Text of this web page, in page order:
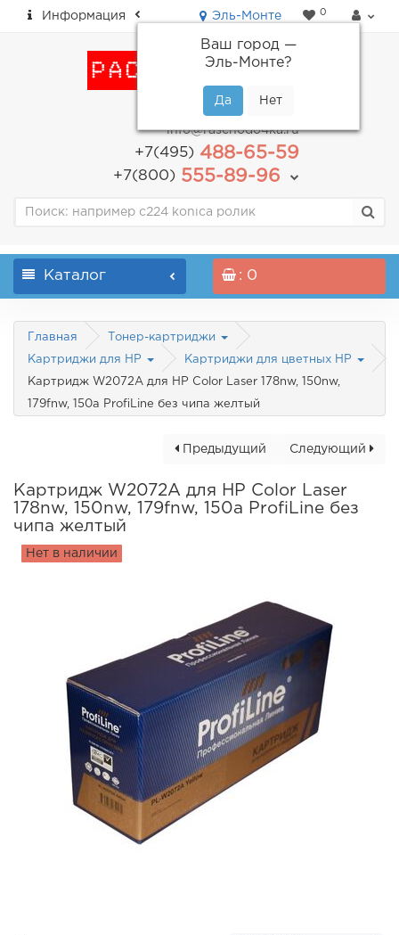
Информация Эль-Монте
Ваш город —
Эль-Монте?
0
пн-пт: с 9.00 до 18.00
info@raschodo4ka.ru
+7(495)488-65-59
+7(800)555-89-96
Каталог : 0
Главная Тонер-картриджи
Картриджи для HP Картриджи для цветных HP
Картридж W2072A для HP Color Laser 178nw, 150nw,
179fnw, 150a ProfiLine без чипа желтый
Следующий
Предыдущий
Картридж W2072A для HP Color Laser
178nw, 150nw, 179fnw, 150a ProfiLine без
чипа желтый
Нет в наличии